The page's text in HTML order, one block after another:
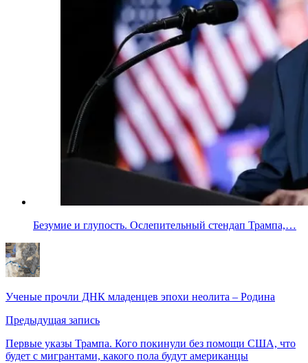
Безумие и глупость. Ослепительный стендап Трампа,…
Ученые прочли ДНК младенцев эпохи неолита – Родина
Предыдущая запись
Первые указы Трампа. Кого покинули без помощи США, что
будет с мигрантами, какого пола будут американцы